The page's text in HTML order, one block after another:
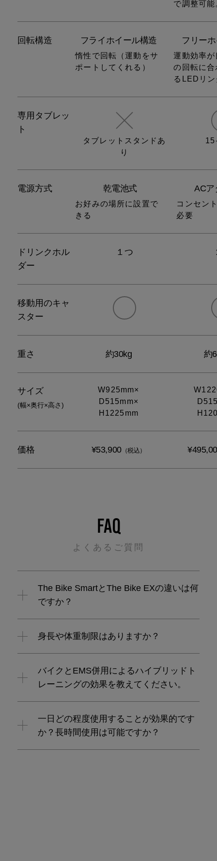
で調整可能
回転構造 フライホイール構造
惰性で回転 （運動をサ
ポートしてくれる）
フリー
運動効率
の回転に合
るLEDリ
専用タブレッ
ト
タブレットスタンドあ
り
15
電源方式 乾電池式
お好みの場所に設置で
きる
ACア
コンセン
必要
ドリンクホル
ダー
１つ
移動用のキャ
スター
重さ 約30kg 約
サイズ
(幅×奥行×高さ)
W925mm×
D515mm×
H1225mm
価格 ¥53,900（税込）
FAQ
よくあるご質問
The Bike SmartとThe Bike EXの違いは何
ですか？
身長や体重制限はありますか？
バイクとEMS併用によるハイブリッドト
レーニングの効果を教えてください。
一日どの程度使用することが効果的です
か？長時間使用は可能ですか？